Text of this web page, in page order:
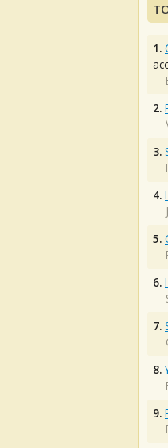
1.
2.
3.
4.
5.
6.
7.
8.
9.